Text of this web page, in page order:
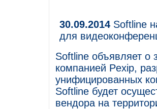
30.09.2014 Softline
для
Softline объявляет о
компанией Pexip,
унифицированных
Softline будет
вендора на